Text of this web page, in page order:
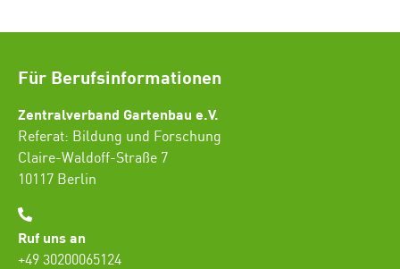
Für Berufsinformationen
Zentralverband Gartenbau e.V.
Referat: Bildung und Forschung
Claire-Waldoff-Straße 7
10117 Berlin
Ruf uns an
+49 30200065124